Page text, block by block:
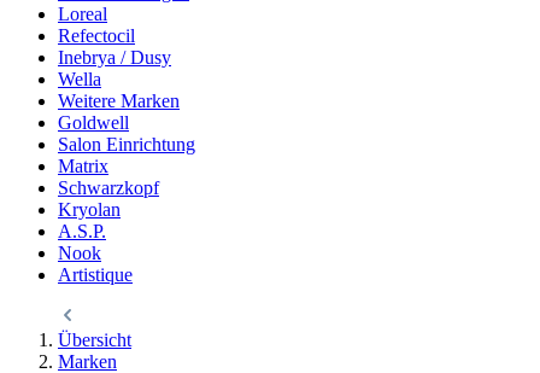
Loreal
Refectocil
Inebrya / Dusy
Wella
Weitere Marken
Goldwell
Salon Einrichtung
Matrix
Schwarzkopf
Kryolan
A.S.P.
Nook
Artistique
Übersicht
Marken